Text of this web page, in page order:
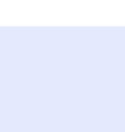
смыть водой.Не